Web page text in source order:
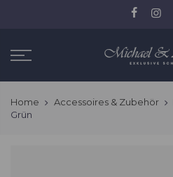
Home Accessoires & Zubehör
Grün